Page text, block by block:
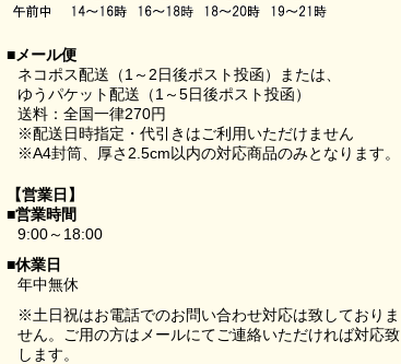
■メール便
ネコポス配送（1～2日後ポスト投函）または、
ゆうパケット配送（1～5日後ポスト投函）
送料：全国一律270円
※配送日時指定・代引きはご利用いただけません
※A4封筒、厚さ2.5cm以内の対応商品のみとなります。
【営業日】
■営業時間
9:00～18:00
■休業日
年中無休
※土日祝はお電話でのお問い合わせ対応は致しておりま
せん。ご用の方はメールにてご連絡いただければ対応致
します。